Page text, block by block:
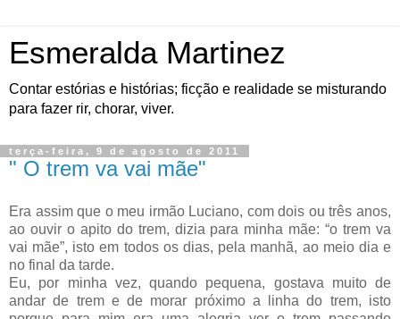
Esmeralda Martinez
Contar estórias e histórias; ficção e realidade se misturando
para fazer rir, chorar, viver.
terça-feira, 9 de agosto de 2011
" O trem va vai mãe"
Era assim que o meu irmão Luciano, com dois ou três anos,
ao ouvir o apito do trem, dizia para minha mãe: “o trem va
vai mãe”, isto em todos os dias, pela manhã, ao meio dia e
no final da tarde.
Eu, por minha vez, quando pequena, gostava muito de
andar de trem e de morar próximo a linha do trem, isto